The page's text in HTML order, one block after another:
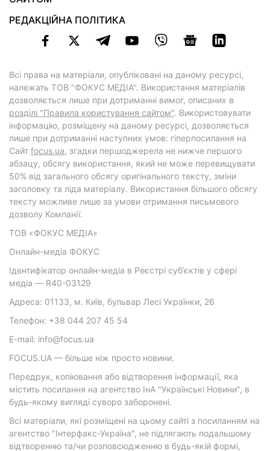
РЕДАКЦІЙНА ПОЛІТИКА
Всі права на матеріали, опубліковані на даному ресурсі,
належать ТОВ "ФОКУС МЕДІА". Використання матеріалів
дозволяється лише при дотриманні вимог, описаних в
розділі "Правила користування сайтом". Використовувати
інформацію, розміщену на даному ресурсі, дозволяється
лише при дотриманні наступних умов: гіперпосилання на
Cайт focus.ua, згадки першоджерела не нижче першого
абзацу, обсягу використання, який не може перевищувати
50% від загального обсягу оригінального тексту, зміни
заголовку та ліда матеріалу. Використання більшого обсягу
тексту можливе лише за умови отримання письмового
дозволу Компанії.
ТОВ «ФОКУС МЕДІА»
Онлайн-медіа ФОКУС
Ідентифікатор онлайн-медіа в Реєстрі суб’єктів у сфері
медіа — R40-03129
Адреса: 01133, м. Київ, бульвар Лесі Українки, 26
Телефон: +38 044 207 45 54
E-mail: info@focus.ua
FOCUS.UA — більше ніж просто новини.
Передрук, копіювання або відтворення інформації, яка
містить посилання на агентство ІнА "Українські Новини", в
будь-якому вигляді суворо заборонені.
Всі матеріали, які розміщені на цьому сайті з посиланням на
агентство "Інтерфакс-Україна", не підлягають подальшому
відтворенню та/чи розповсюдженню в будь-якій формі,